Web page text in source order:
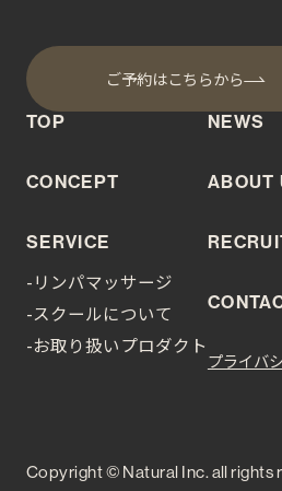
ご予約はこちらから
TOP
CONCEPT
SERVICE
-リンパマッサージ
-スクールについて
-お取り扱いプロダクト
NEWS
ABOUT
プライバ
Copyright © Natural Inc. all rights